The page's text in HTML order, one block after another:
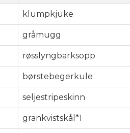
klumpkjuke
gråmugg
røsslyngbarksopp
børstebegerkule
seljestripeskinn
grankvistskål*1